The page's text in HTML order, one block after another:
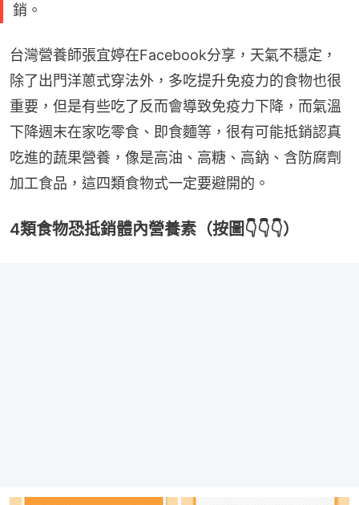
銷。
台灣營養師張宜婷在Facebook分享，天氣不穩定，
除了出門洋蔥式穿法外，多吃提升免疫力的食物也很
重要，但是有些吃了反而會導致免疫力下降，而氣溫
下降週末在家吃零食、即食麵等，很有可能抵銷認真
吃進的蔬果營養，像是高油、高糖、高鈉、含防腐劑
加工食品，這四類食物式一定要避開的。
4類食物恐抵銷體內營養素（按圖👇👇👇）